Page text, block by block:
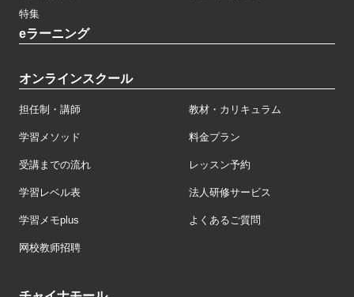
特集
eラーニング
オンラインスクール
担任制・講師 教材・カリキュラム
学習メソッド 料金プラン
受講までの流れ レッスン予約
学習レベル表 法人研修サービス
学習メモplus よくあるご質問
网校教师招聘